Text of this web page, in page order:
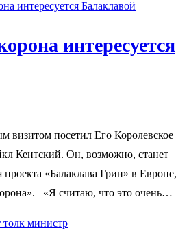
интересуется
визитом посетил Его Королевское
Кентский. Он, возможно, станет
«Балаклава Грин» в Европе,
«Я считаю, что это очень…